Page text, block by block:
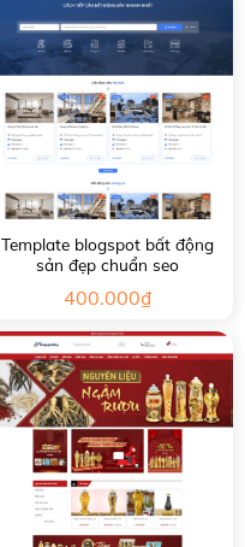
Template blogspot bất động
sản đẹp chuẩn seo
400.000₫